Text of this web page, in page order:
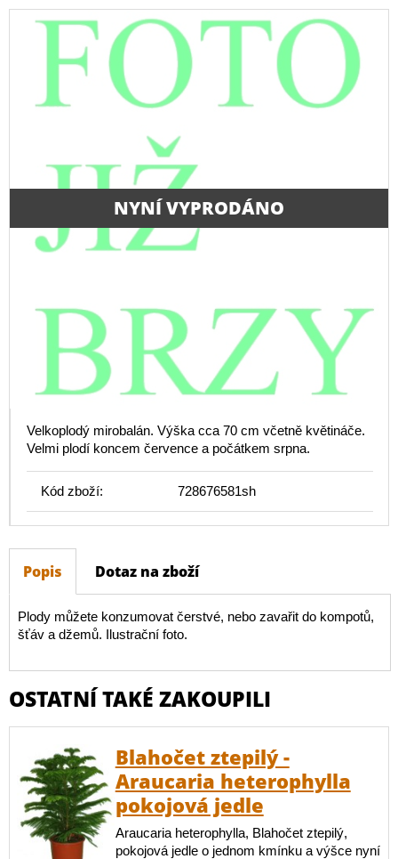
NYNÍ VYPRODÁNO
Velkoplodý mirobalán. Výška cca 70 cm včetně květináče.
Velmi plodí koncem července a počátkem srpna.
Kód zboží: 728676581sh
Popis Dotaz na zboží
Plody můžete konzumovat čerstvé, nebo zavařit do kompotů,
šťáv a džemů. Ilustrační foto.
OSTATNÍ TAKÉ ZAKOUPILI
Blahočet ztepilý -
Araucaria heterophylla
pokojová jedle
Araucaria heterophylla, Blahočet ztepilý,
pokojová jedle o jednom kmínku a výšce nyní